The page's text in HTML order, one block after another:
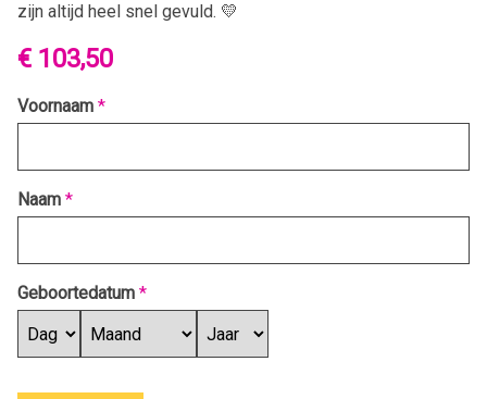
zijn altijd heel snel gevuld. 💛
€ 103,50
Voornaam *
Naam *
Geboortedatum *